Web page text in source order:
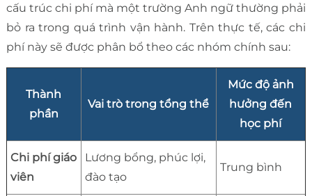
cấu trúc chi phí mà một trường Anh ngữ thường phải
bỏ ra trong quá trình vận hành. Trên thực tế, các chi
phí này sẽ được phân bổ theo các nhóm chính sau:
Thành
phần
Vai trò trong tổng thể
Mức độ ảnh
hưởng đến
học phí
Chi phí giáo
viên
Lương bổng, phúc lợi,
đào tạo
Trung bình